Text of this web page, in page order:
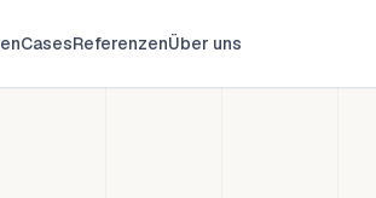
CasesReferenzenÜber uns